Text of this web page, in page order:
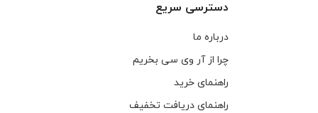
دسترسی سریع
درباره ما
چرا از آر وی سی بخریم
راهنمای خرید
راهنمای دریافت تخفیف